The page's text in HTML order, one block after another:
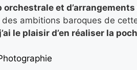
orchestrale et
ambitions baroques de
j’ai le plaisir d’en réaliser la